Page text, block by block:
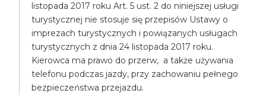
listopada 2017 roku Art. 5 ust. 2 do niniejszej usługi
turystycznej nie stosuje się przepisów Ustawy o
imprezach turystycznych i powiązanych usługach
turystycznych z dnia 24 listopada 2017 roku.
Kierowca ma prawo do przerw, a także używania
telefonu podczas jazdy, przy zachowaniu pełnego
bezpieczeństwa przejazdu.